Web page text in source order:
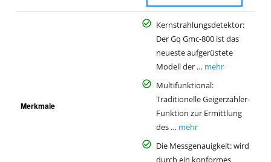
Merkmale
Kernstrahlungsdetektor:
Der Gq Gmc-800 ist das
neueste aufgerüstete
Modell der … mehr
Multifunktional:
Traditionelle Geigerzähler-
Funktion zur Ermittlung
des … mehr
Die Messgenauigkeit: wird
durch ein konformes